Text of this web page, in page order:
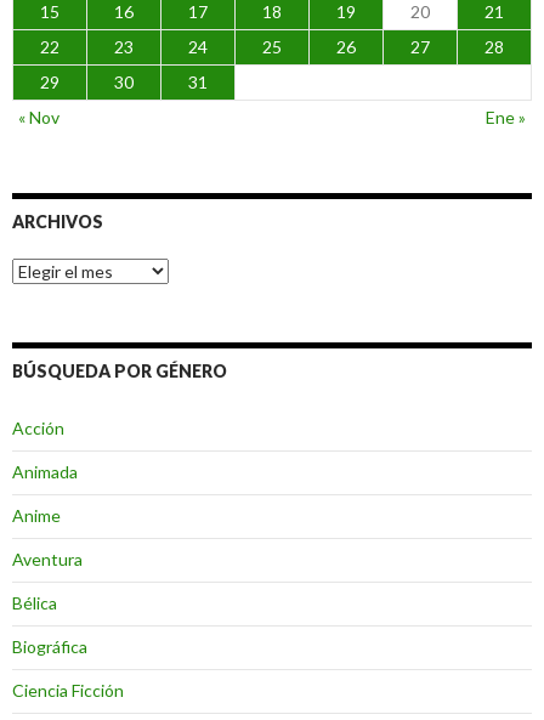
15
16 17 18 19 20
21
22
23 24 25 26 27
28
29
30
31
« Nov
Ene »
ARCHIVOS
Archivos
BÚSQUEDA POR GÉNERO
Acción
Animada
Anime
Aventura
Bélica
Biográfica
Ciencia Ficción